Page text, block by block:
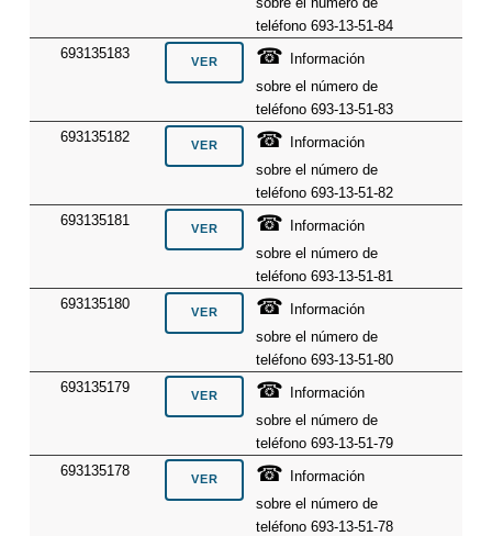
teléfono 693-13-51-84
693135183
☎
Información
sobre el número de
teléfono 693-13-51-83
693135182
☎
Información
sobre el número de
teléfono 693-13-51-82
693135181
☎
Información
sobre el número de
teléfono 693-13-51-81
693135180
☎
Información
sobre el número de
teléfono 693-13-51-80
693135179
☎
Información
sobre el número de
teléfono 693-13-51-79
693135178
☎
Información
sobre el número de
teléfono 693-13-51-78